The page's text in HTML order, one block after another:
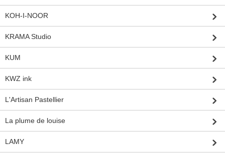
KOH-I-NOOR
KRAMA Studio
KUM
KWZ ink
L'Artisan Pastellier
La plume de louise
LAMY